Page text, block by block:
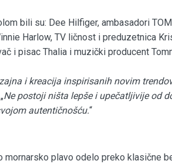
bili su: Dee Hilfiger, ambasadori
Harlow, TV ličnost i preduzetnica
i pisac Thalia i muzički producent
i kreacija inspirisanih novim
Ne postoji ništa lepše i upečatljivije od
autentičnošću.“
mornarsko plavo odelo preko klasične